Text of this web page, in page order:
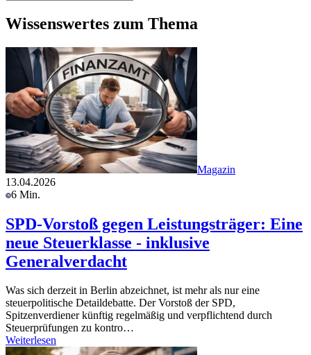
Wissenswertes zum Thema
Magazin
13.04.2026
6 Min.
SPD-Vorstoß gegen Leistungsträger: Eine
neue Steuerklasse - inklusive
Generalverdacht
Was sich derzeit in Berlin abzeichnet, ist mehr als nur eine
steuerpolitische Detaildebatte. Der Vorstoß der SPD,
Spitzenverdiener künftig regelmäßig und verpflichtend durch
Steuerprüfungen zu kontro…
Weiterlesen